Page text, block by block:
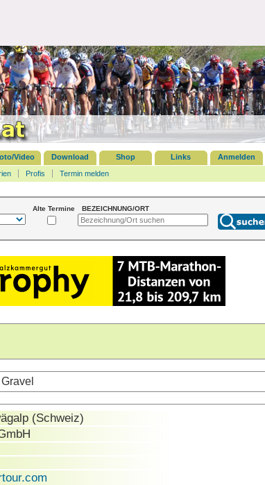
Video Download Shop Links
Anmelden
Profis Termin melden
Alte Termine BEZEICHNUNG/ORT
(Schweiz)